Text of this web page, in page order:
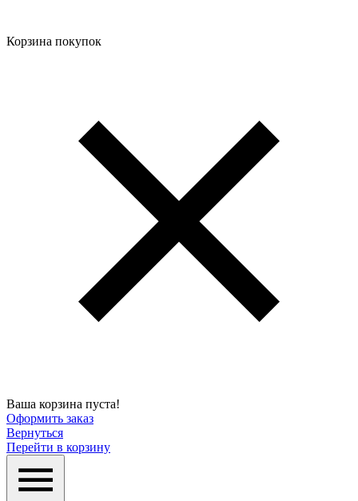
Корзина покупок
Ваша корзина пуста!
Оформить заказ
Вернуться
Перейти в корзину